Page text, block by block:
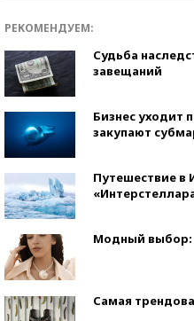
РЕКОМЕНДУЕМ:
Судьба
завещаний
Бизнес уходит
закупают
Путешествие в
Модный выбор:
Самая